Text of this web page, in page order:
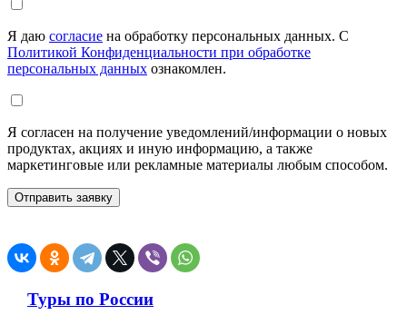
Я даю согласие на обработку персональных данных. С
Политикой Конфиденциальности при обработке
персональных данных ознакомлен.
Я согласен на получение уведомлений/информации о новых
продуктах, акциях и иную информацию, а также
маркетинговые или рекламные материалы любым способом.
Туры по России